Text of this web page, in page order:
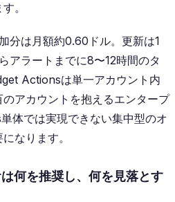
。
分は月額約0.60ドル。更新は1
アラートまでに8〜12時間のタ
Actionsは単一アカウント内
アカウントを抱えるエンタープ
体では実現できない集中型のオ
なります。
何を推奨し、何を見落とす